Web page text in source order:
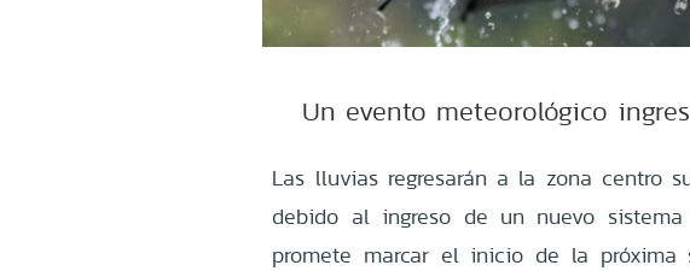
Un evento meteorológico
Las lluvias regresarán a la zona centro
debido al ingreso de un nuevo
promete marcar el inicio de la próxima